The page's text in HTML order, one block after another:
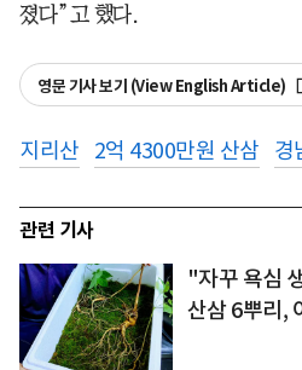
졌다”고 했다.
영문 기사 보기 (View English Article)
지리산 2억 4300만원 산삼 경
관련 기사
"자꾸 욕심
산삼 6뿌리,